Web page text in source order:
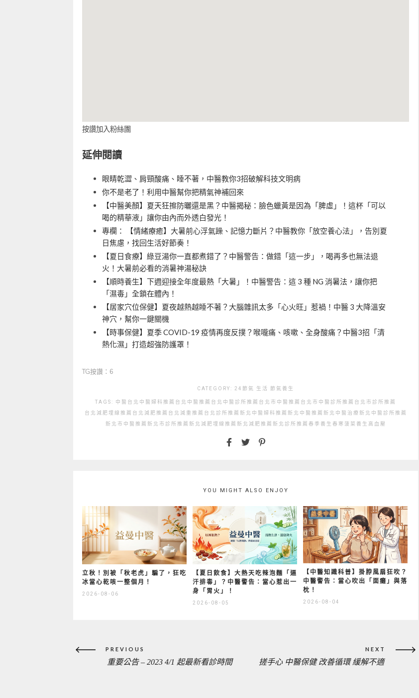
按讚加入粉絲團
延伸閱讀
眼睛乾澀、肩頸酸痛、睡不著，中醫教你3招破解科技文明病
你不是老了！利用中醫幫你把精氣神補回來
【中醫美顏】夏天狂擦防曬還是黑？中醫揭秘：臉色蠟黃是因為「脾虛」！這杯「可以
喝的精華液」讓你由內而外透白發光！
專欄： 【情緒療癒】大暑前心浮氣躁、記憶力斷片？中醫教你「放空養心法」，告別夏
日焦慮，找回生活好節奏！
【夏日食療】綠豆湯你一直都煮錯了？中醫警告：做錯「這一步」，喝再多也無法退
火！大暑前必看的消暑神湯秘訣
【順時養生】下週迎接全年度最熱「大暑」！中醫警告：這 3 種 NG 消暑法，讓你把
「濕毒」全鎖在體內！
【居家穴位保健】夏夜越熱越睡不著？大腦雜訊太多「心火旺」惹禍！中醫 3 大降溫安
神穴，幫你一鍵關機
【時事保健】夏季 COVID-19 疫情再度反撲？喉嚨痛、咳嗽、全身酸痛？中醫3招「清
熱化濕」打造超強防護罩！
TG按讚：6
CATEGORY: 24節氣 生活 節氣養生
TAGS: 中醫 台北中醫婦科推薦 台北中醫推薦 台北中醫診所推薦 台北市中醫推薦 台北市中醫診所推薦 台北市診所推薦
台北減肥埋線推薦 台北減肥推薦 台北減重推薦 台北診所推薦 新北中醫婦科推薦 新北中醫推薦 新北中醫治療新北中醫診所推薦
新北市中醫推薦 新北市診所推薦 新北減肥埋線推薦 新北減肥推薦 新北診所推薦 春季養生 春寒 菠菜 養生 高血壓
YOU MIGHT ALSO ENJOY
立秋！別被「秋老虎」騙了，狂吃
冰當心乾咳一整個月！
2026-08-06
【夏日飲食】大熱天吃辣泡麵「逼
汗排毒」？中醫警告：當心惹出一
身「胃火」！
2026-08-05
【中醫知識科普】掛脖風扇狂吹？
中醫警告：當心吹出「面癱」與落
枕！
2026-08-04
章
PREVIOUS
PREVIOUS重要公告 – 2023 4/1 起最新看診時間
NEXT
搓手心 中醫保健 改善循環 緩解不適